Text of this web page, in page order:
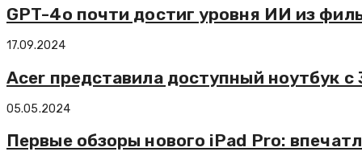
GPT-4o почти достиг уровня ИИ из
17.09.2024
Acer представила доступный ноутбук
05.05.2024
Первые обзоры нового iPad Pro: